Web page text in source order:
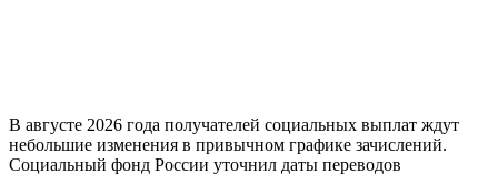
В августе 2026 года получателей социальных выплат ждут
небольшие изменения в привычном графике зачислений.
Социальный фонд России уточнил даты переводов